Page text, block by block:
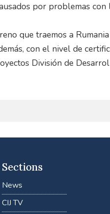
​​por problemas
que traemos a
con el nivel de
División de
Sections
News
CIJ TV